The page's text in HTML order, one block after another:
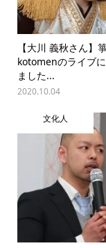
【大川 義秋さん】
kotomenのライブ
ました...
2020.10.04
文化人